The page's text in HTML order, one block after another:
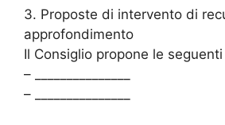
3. Proposte di intervento di
approfondimento
Il Consiglio propone le
– _______________
– _______________